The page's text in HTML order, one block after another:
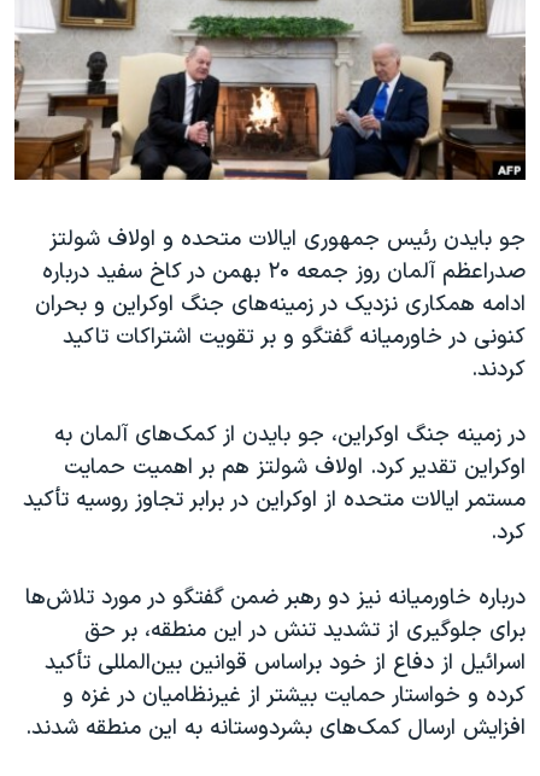
فرهنگ و زندگی
حقوق شهروندی
اقتصادی
علم و فناوری
گالری عکس
آرشیو پخش زنده
مستندها
انتخابات ریاست جمهوری آمریکا ۲۰۲۴
حمله جمهوری اسلامی به اسرائیل
رمز مهسا
اعتراضات زن، زندگی، آزادی
مجموعه مستندهای دادخواهی
تریبونال مردمی آبان ۹۸
دادگاه حمید نوری
قانون شفافیت دارائی کادر رهبری ایران
اعتراضات مردمی آبان ۹۸
اسرائیل در جنگ
نرگس محمدی برنده جایزه نوبل صلح
همایش محافظه‌کاران آمریکا «سی‌پک»
صفحه‌های ویژه
سفر پرزیدنت ترامپ به چین
دنبال کنید
زبانهای مختلف
جو بایدن رئیس جمهوری ایالات متحده و اولاف شولتز
صدراعظم آلمان روز جمعه ۲۰ بهمن در کاخ سفید درباره
ادامه همکاری نزدیک در زمینه‌های جنگ اوکراین و بحران
کنونی در خاورمیانه گفتگو و بر تقویت اشتراکات تاکید
کردند.
در زمینه جنگ اوکراین، جو بایدن از کمک‌های آلمان به
اوکراین تقدیر کرد. اولاف شولتز هم بر اهمیت حمایت
مستمر ایالات متحده از اوکراین در برابر تجاوز روسیه تأکید
کرد.
درباره خاورمیانه نیز دو رهبر ضمن گفتگو در مورد تلاش‌ها
برای جلوگیری از تشدید تنش در این منطقه، بر حق
اسرائیل از دفاع از خود بر‌اساس قوانین بین‌المللی تأکید
کرده و خواستار حمایت بیشتر از غیرنظامیان در غزه و
افزایش ارسال کمک‌های بشردوستانه به این منطقه شدند.